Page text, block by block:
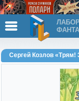
Сергей Козлов «Трям!